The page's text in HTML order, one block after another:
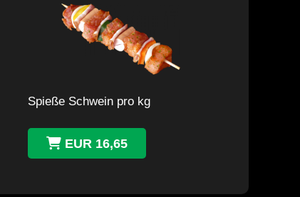
Spieße Schwein pro kg
EUR 16,65